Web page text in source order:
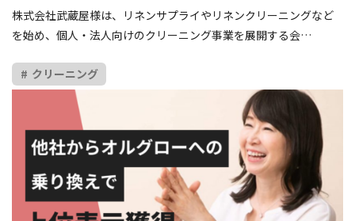
株式会社武蔵屋様は、リネンサプライやリネンクリーニングなど
を始め、個人・法人向けのクリーニング事業を展開する会…
クリーニング